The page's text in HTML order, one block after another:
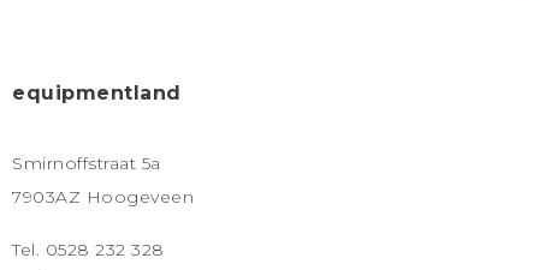
equipmentland
Smirnoffstraat 5a
7903AZ Hoogeveen
Tel. 0528 232 328